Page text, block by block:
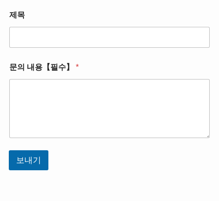
제목
회
사
필
】
문의 내용【필수】 *
보내기